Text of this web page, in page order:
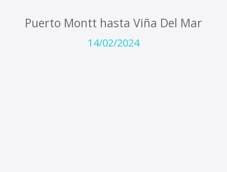
Puerto Montt hasta Viña Del Mar
14/02/2024